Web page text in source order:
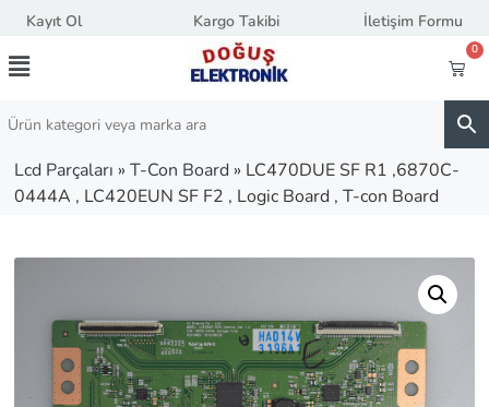
Kayıt Ol Kargo Takibi İletişim Formu
0
Lcd Parçaları » T-Con Board » LC470DUE SF R1 ,6870C-
0444A , LC420EUN SF F2 , Logic Board , T-con Board